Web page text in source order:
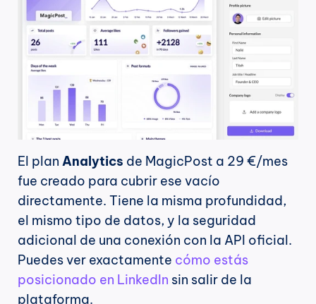
El plan Analytics de MagicPost a 29 €/mes
fue creado para cubrir ese vacío
directamente. Tiene la misma profundidad,
el mismo tipo de datos, y la seguridad
adicional de una conexión con la API oficial.
Puedes ver exactamente cómo estás
posicionado en LinkedIn sin salir de la
plataforma.